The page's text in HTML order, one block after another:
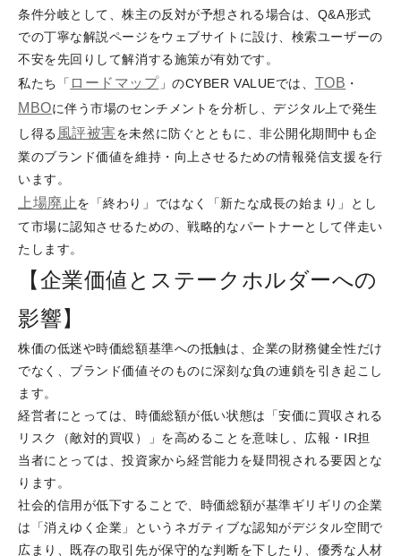
条件分岐として、株主の反対が予想される場合は、Q&A形式
での丁寧な解説ページをウェブサイトに設け、検索ユーザーの
不安を先回りして解消する施策が有効です。
私たち「 ロードマップ 」のCYBER VALUEでは、 TOB ・
MBOに伴う市場のセンチメントを分析し、デジタル上で発生
し得る 風評被害を未然に防ぐとともに、非公開化期間中も企
業のブランド価値を維持・向上させるための情報発信支援を行
います。
上場廃止を「終わり」ではなく「新たな成長の始まり」とし
て市場に認知させるための、戦略的なパートナーとして伴走い
たします。
【企業価値とステークホルダーへの
影響】
株価の低迷や時価総額基準への抵触は、企業の財務健全性だけ
でなく、ブランド価値そのものに深刻な負の連鎖を引き起こし
ます。
経営者にとっては、時価総額が低い状態は「安価に買収される
リスク（敵対的買収）」を高めることを意味し、広報・IR担
当者にとっては、投資家から経営能力を疑問視される要因とな
ります。
社会的信用が低下することで、時価総額が基準ギリギリの企業
は「消えゆく企業」というネガティブな認知がデジタル空間で
広まり、既存の取引先が保守的な判断を下したり、優秀な人材